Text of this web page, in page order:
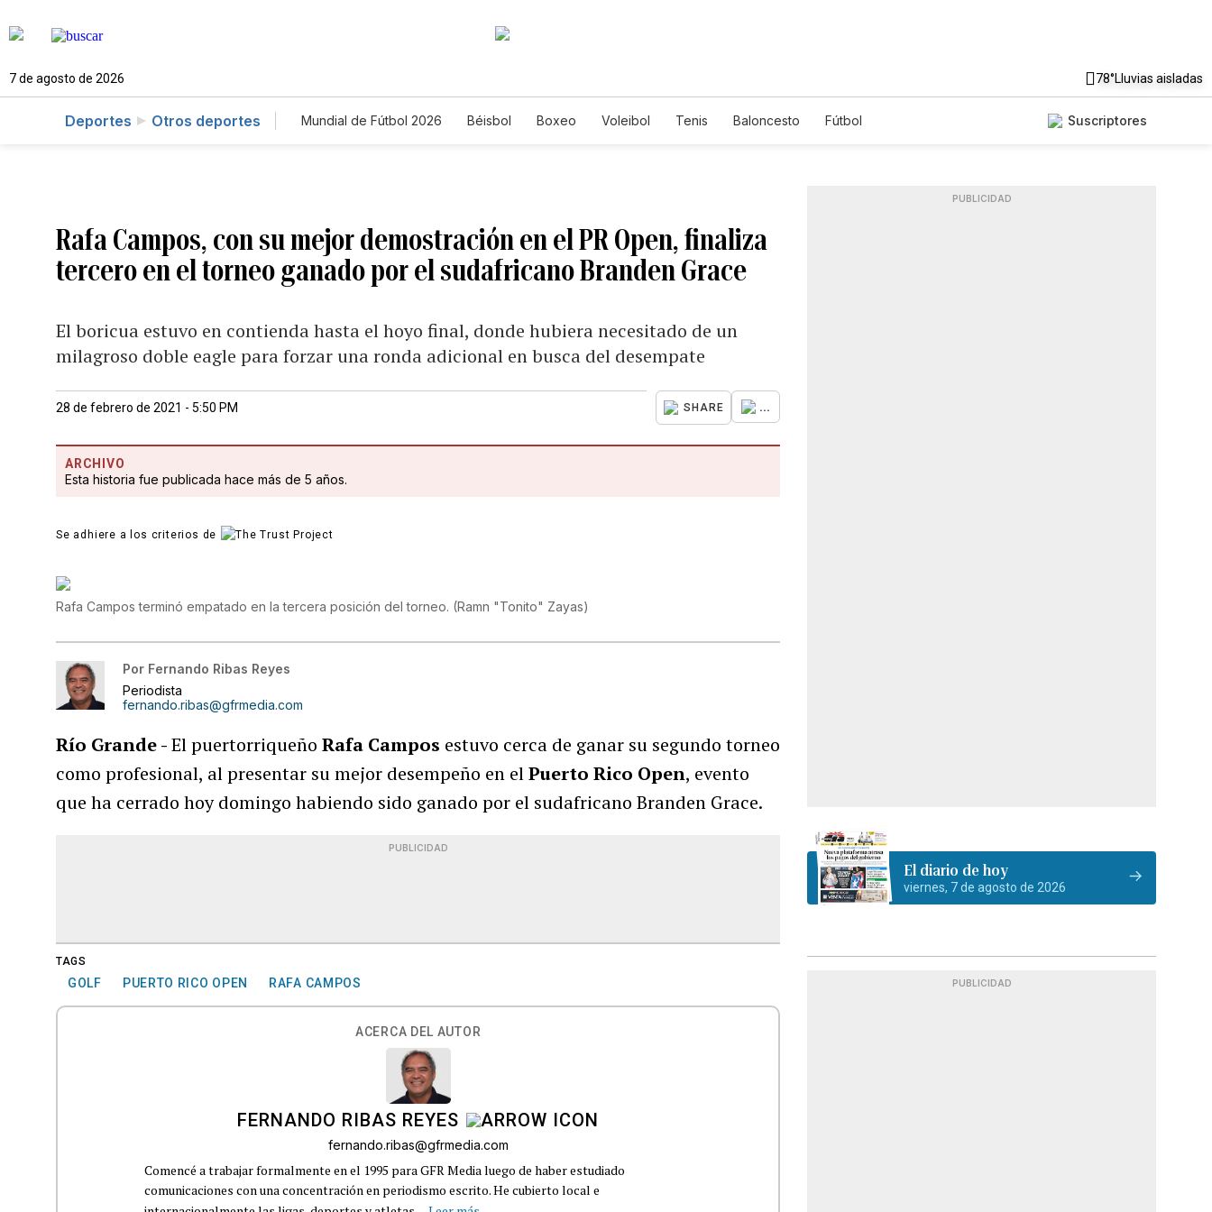
7 de agosto de 2026 78°Lluvias aisladas
Deportes Otros deportes Mundial de Fútbol 2026 Béisbol Boxeo Voleibol Tenis Baloncesto Fútbol Suscriptores
Rafa Campos, con su mejor demostración en el PR Open, finaliza
tercero en el torneo ganado por el sudafricano Branden Grace
El boricua estuvo en contienda hasta el hoyo final, donde hubiera necesitado de un
milagroso doble eagle para forzar una ronda adicional en busca del desempate
28 de febrero de 2021 - 5:50 PM SHARE ...
ARCHIVO
Esta historia fue publicada hace más de 5 años.
Se adhiere a los criterios de
Rafa Campos terminó empatado en la tercera posición del torneo. (Ramn "Tonito" Zayas)
Por Fernando Ribas Reyes
Periodista
fernando.ribas@gfrmedia.com
Río Grande -El puertorriqueñoRafa Campos estuvo cerca de ganar su segundo torneo
como profesional, al presentar su mejor desempeño en elPuerto Rico Open, evento
que ha cerrado hoy domingo habiendo sido ganado por el sudafricano Branden Grace.
PUBLICIDAD
TAGS
GOLF PUERTO RICO OPEN RAFA CAMPOS
ACERCA DEL AUTOR
FERNANDO RIBAS REYES
fernando.ribas@gfrmedia.com
Comencé a trabajar formalmente en el 1995 para GFR Media luego de haber estudiado
comunicaciones con una concentración en periodismo escrito. He cubierto local e
PUBLICIDAD
El diario de hoy
viernes, 7 de agosto de 2026
PUBLICIDAD